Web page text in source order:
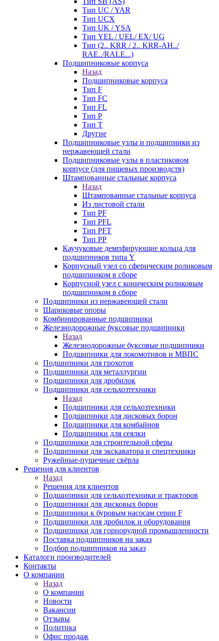
Тип UC / YAR
Тип UCX
Тип UK / YSA
Тип YEL / UEL/ EX/ UG
Тип (2.. KRR / 2.. KRR-AH../
RAE../RALE...)
Подшипниковые корпуса
Назад
Подшипниковые корпуса
Тип F
Тип FC
Тип FL
Тип P
Тип T
Другие
Подшипниковые узлы и подшипники из
нержавеющей стали
Подшипниковые узлы в пластиковом
корпусе (для пищевых производств)
Штампованные стальные корпуса
Назад
Штампованные стальные корпуса
Из листовой стали
Тип PF
Тип PFL
Тип PFT
Тип PP
Каучуковые демпфирующие кольца для
подшипников типа Y
Корпусный узел со сферическим роликовым
подшипником в сборе
Корпусной узел с коническим роликовым
подшипником в сборе
Подшипники из нержавеющей стали
Шариковые опоры
Комбинированные подшипники
Железнодорожные буксовые подшипники
Назад
Железнодорожные буксовые подшипники
Подшипники для локомотивов и МВПС
Подшипники для грохотов
Подшипники для металлургии
Подшипники для дробилок
Подшипники для сельхозтехники
Назад
Подшипники для сельхозтехники
Подшипники для дисковых борон
Подшипники для комбайнов
Подшипники для сеялки
Подшипники для строительной сферы
Подшипники для экскаватора и спецтехники
Ружейные-пушечные свёрла
Решения для клиентов
Назад
Решения для клиентов
Подшипники для сельхозтехники и тракторов
Подшипники для дисковых борон
Подшипники к буровым насосам серии F
Подшипники для дробилок и оборудования
Подшипники для горнорудной промышленности
Поставка подшипников на заказ
Подбор подшипников на заказ
Каталоги производителей
Контакты
О компании
Назад
О компании
Новости
Вакансии
Отзывы
Политика
Офис продаж